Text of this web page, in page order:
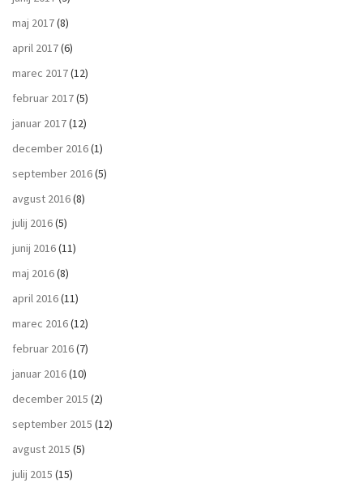
maj 2017(8)
april 2017(6)
marec 2017(12)
februar 2017(5)
januar 2017(12)
december 2016(1)
september 2016(5)
avgust 2016(8)
julij 2016(5)
junij 2016(11)
maj 2016(8)
april 2016(11)
marec 2016(12)
februar 2016(7)
januar 2016(10)
december 2015 (2)
september 2015 (12)
avgust 2015 (5)
julij 2015 (15)